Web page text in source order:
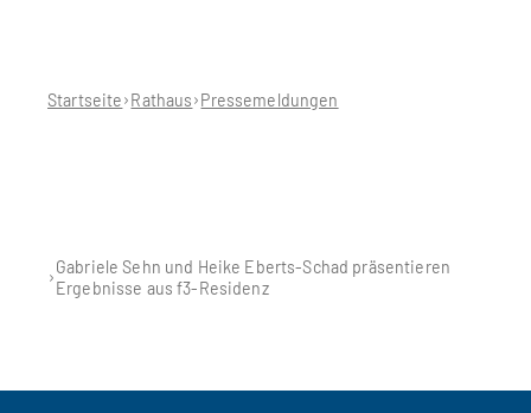
Startseite Rathaus Pressemeldungen
Gabriele Sehn und Heike Eberts-Schad präsentieren
Ergebnisse aus f3-Residenz